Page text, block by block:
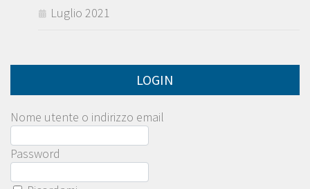
Luglio 2021
LOGIN
Nome utente o indirizzo email
Password